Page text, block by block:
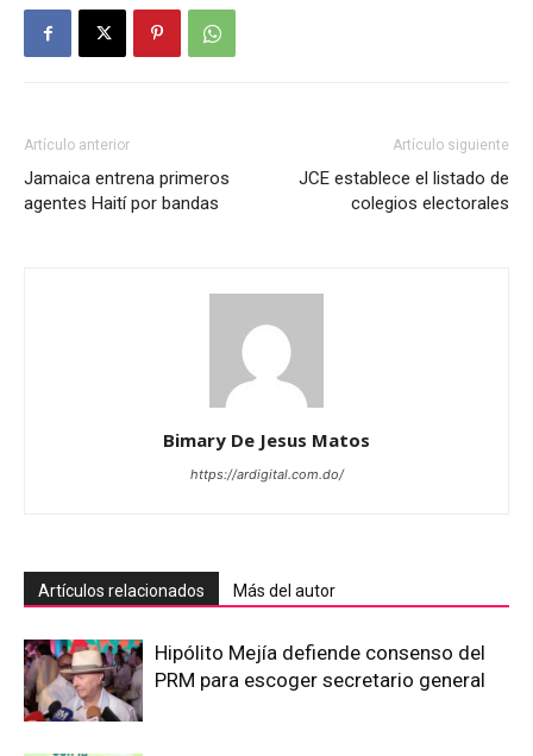
Artículo anterior
Jamaica entrena primeros
agentes Haití por bandas
Artículo siguiente
JCE establece el listado de
colegios electorales
Bimary De Jesus Matos
https://ardigital.com.do/
Artículos relacionados Más del autor
Hipólito Mejía defiende consenso del
PRM para escoger secretario general